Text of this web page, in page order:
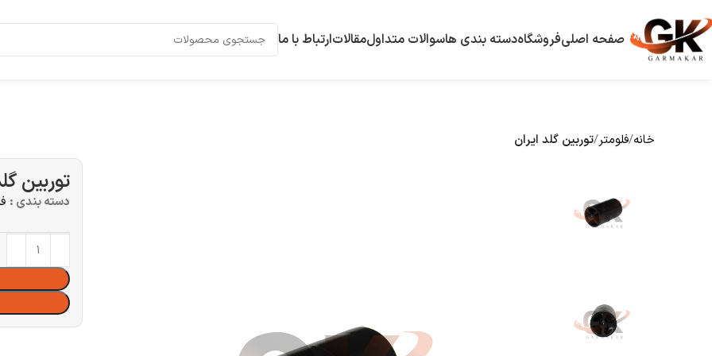
صفحه اصلیفروشگاهدسته بندی هاسوالات متداولمقالاتارتباط با ما
خانه فلومتر توربین گلد ایران
توربین
دسته بندی :